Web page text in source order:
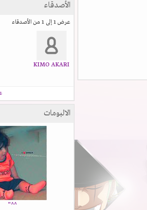
الأصدقاء
عرض 1 إلى 1 من الأصدقاء
KIMO AKARI
الالبومات
^^"